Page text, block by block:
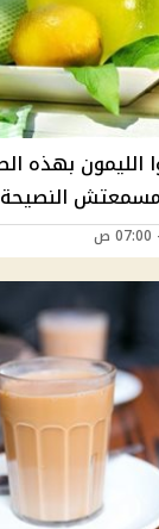
النصيحة